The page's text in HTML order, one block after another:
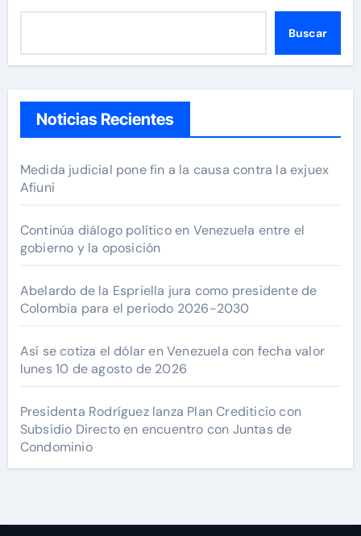
Buscar
Noticias Recientes
Medida judicial pone fin a la causa contra la exjuex
Afiuni
Continúa diálogo político en Venezuela entre el
gobierno y la oposición
Abelardo de la Espriella jura como presidente de
Colombia para el periodo 2026-2030
Así se cotiza el dólar en Venezuela con fecha valor
lunes 10 de agosto de 2026
Presidenta Rodríguez lanza Plan Crediticio con
Subsidio Directo en encuentro con Juntas de
Condominio